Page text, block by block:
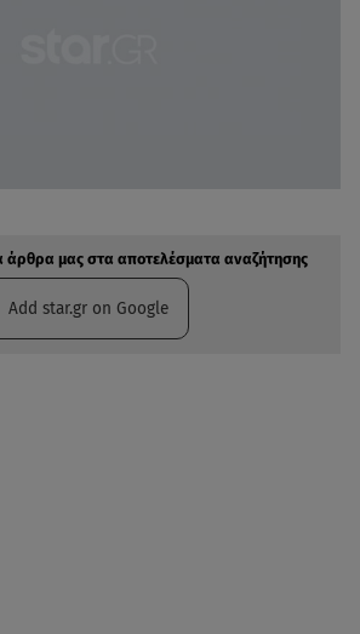
άρθρα μας στα αποτελέσματα αναζήτησης
Add star.gr on Google